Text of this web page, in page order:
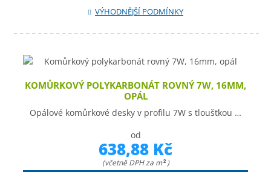
VÝHODNĚJŠÍ PODMÍNKY
KOMŮRKOVÝ POLYKARBONÁT ROVNÝ 7W, 16MM,
OPÁL
Opálové komůrkové desky v profilu 7W s tloušťkou …
od
638,88 Kč
(včetně DPH za m 2 )